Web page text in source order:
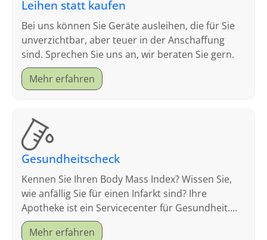
Leihen statt kaufen
Bei uns können Sie Geräte ausleihen, die für Sie
unverzichtbar, aber teuer in der Anschaffung
sind. Sprechen Sie uns an, wir beraten Sie gern.
Mehr erfahren
Gesundheitscheck
Kennen Sie Ihren Body Mass Index? Wissen Sie,
wie anfällig Sie für einen Infarkt sind? Ihre
Apotheke ist ein Servicecenter für Gesundheit.
Schauen Sie sich an, welche Tests wir anbieten.
Mehr erfahren